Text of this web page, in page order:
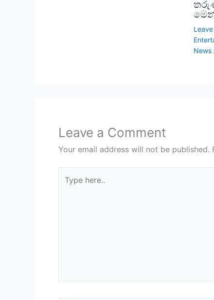
News
Leave a Comment
Your email address will not be published.
here..